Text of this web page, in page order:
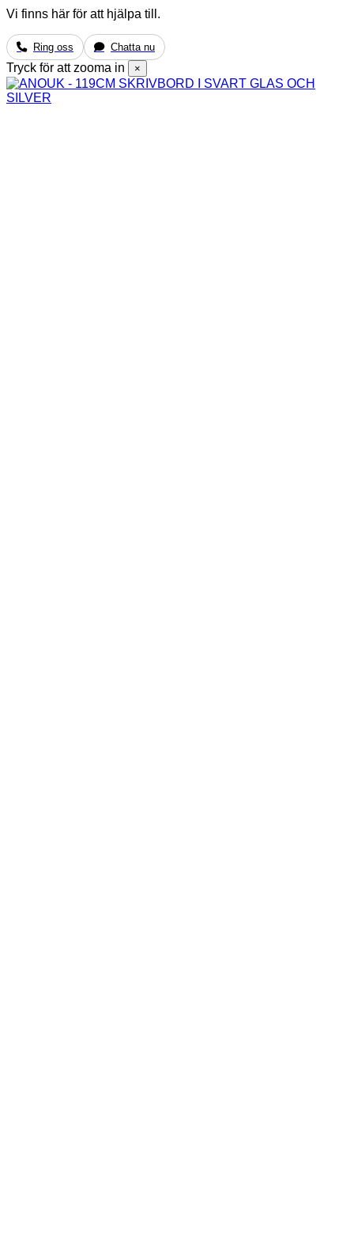
Vi finns här för att hjälpa till.
Ring oss Chatta nu
Tryck för att zooma in ×